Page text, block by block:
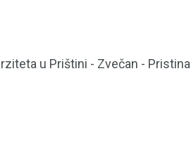
u Prištini - Zvečan - Pristina